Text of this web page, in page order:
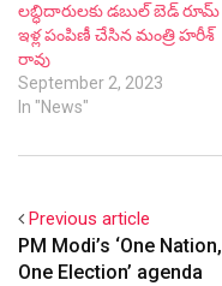
లబ్ధిదారులకు డబుల్ బెడ్ రూమ్
ఇళ్ల పంపిణీ చేసిన మంత్రి హరీశ్
రావు
September 2, 2023
In "News"
Previous article
PM Modi’s ‘One Nation,
One Election’ agenda